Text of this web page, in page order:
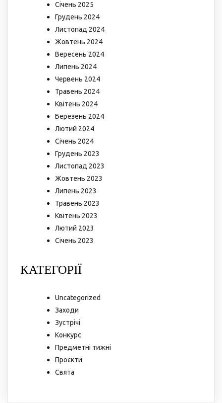
Січень 2025
Грудень 2024
Листопад 2024
Жовтень 2024
Вересень 2024
Липень 2024
Червень 2024
Травень 2024
Квітень 2024
Березень 2024
Лютий 2024
Січень 2024
Грудень 2023
Листопад 2023
Жовтень 2023
Липень 2023
Травень 2023
Квітень 2023
Лютий 2023
Січень 2023
КАТЕГОРІЇ
Uncategorized
Заходи
Зустрічі
Конкурс
Предметні тижні
Проєкти
Свята